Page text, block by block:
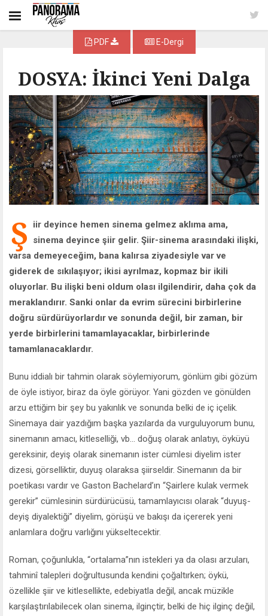
DOSYA: İkinci Yeni Dalga
PDF E-Dergi
Ş
iir deyince hemen sinema gelmez aklıma ama,
sinema deyince şiir gelir. Şiir-sinema arasındaki ilişki,
varsa demeyeceğim, bana kalırsa ziyadesiyle var ve
giderek de sıkılaşıyor; ikisi ayrılmaz, kopmaz bir ikili
oluyorlar. Bu ilişki beni oldum olası ilgilendirir, daha çok da
meraklandırır. Sanki onlar da evrim sürecini birbirlerine
doğru sürdürüyorlardır ve sonunda değil, bir zaman, bir
yerde birbirlerini tamamlayacaklar, birbirlerinde
tamamlanacaklardır.
Bunu iddialı bir tahmin olarak söylemiyorum, gönlüm gibi gözüm
de öyle istiyor, biraz da öyle görüyor. Yani gözden ve gönülden
arzu ettiğim bir şey bu yakınlık ve sonunda belki de iç içelik.
Sinemaya dair yazdığım başka yazılarda da vurguluyorum bunu,
sinemanın amacı, kitleselliği, vb... doğuş olarak anlatıyı, öyküyü
gereksinir, deyiş olarak sinemanın ister cümlesi diyelim ister
dizesi, görselliktir, duyuş olaraksa şiirseldir. Sinemanın da bir
poetikası vardır ve Gaston Bachelard’ın “Şairlere kulak vermek
gerekir” cümlesinin sürdürücüsü, tamamlayıcısı olarak “duyuş-
deyiş diyalektiği” diyelim, görüşü ve bakışı da içererek yeni
anlamlara doğru varlığını yükseltecektir.
Roman, çoğunlukla, “ortalama”nın istekleri ya da olası arzuları,
tahminî talepleri doğrultusunda kendini çoğaltırken; öykü,
özellikle şiir ve kitlesellikte, edebiyatla değil, ancak müzikle
karşılaştırılabilecek olan sinema, ilginçtir, belki de hiç ilginç değil,